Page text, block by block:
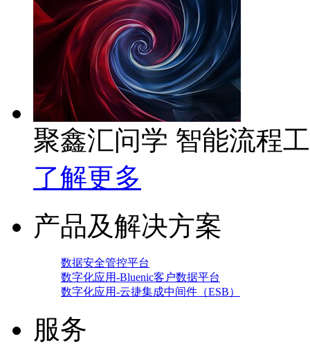
聚鑫汇问学 智能流程
了解更多
产品及解决方案
数据安全管控平台
数字化应用-Bluenic客户数据平台
数字化应用-云捷集成中间件（ESB）
服务